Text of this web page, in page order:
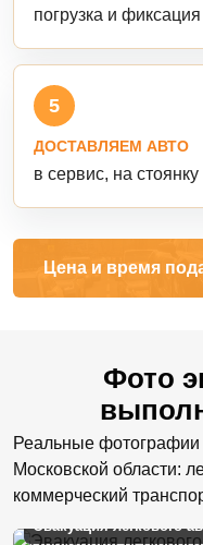
погрузка и
5
ДОСТАВЛЯЕМ АВТО
в сервис, на
Цена и время
Фото
Реальные фотографии
Московской области:
коммерческий
Эвакуация легкового